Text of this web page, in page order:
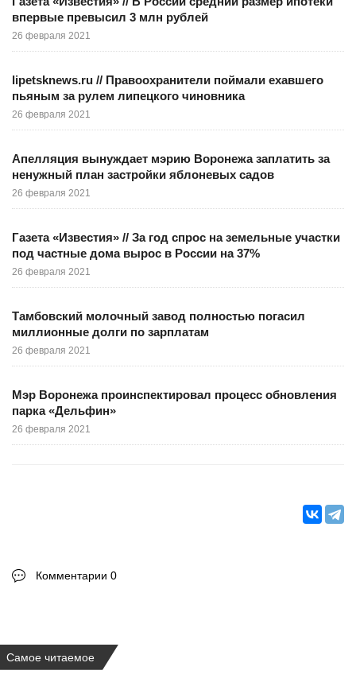
впервые превысил 3 млн рублей
26 февраля 2021
lipetsknews.ru // Правоохранители поймали ехавшего
пьяным за рулем липецкого чиновника
26 февраля 2021
Апелляция вынуждает мэрию Воронежа заплатить за
ненужный план застройки яблоневых садов
26 февраля 2021
Газета «Известия» // За год спрос на земельные участки
под частные дома вырос в России на 37%
26 февраля 2021
Тамбовский молочный завод полностью погасил
миллионные долги по зарплатам
26 февраля 2021
Мэр Воронежа проинспектировал процесс обновления
парка «Дельфин»
26 февраля 2021
Комментарии 0
Самое читаемое